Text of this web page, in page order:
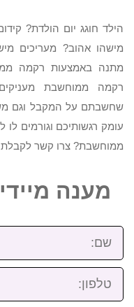
הילד חוגג יום הולדת?
מישהו אהוב? מעריכים
מתנה באמצעות רקמה
רקמה ממוחשבת
שחשבתם על המקבל וגם
עומק רגשותיכם וגורמים לו
ממוחשבת? צרו קשר
מענה מיידי: 072-3922-
שם:
טלפון: